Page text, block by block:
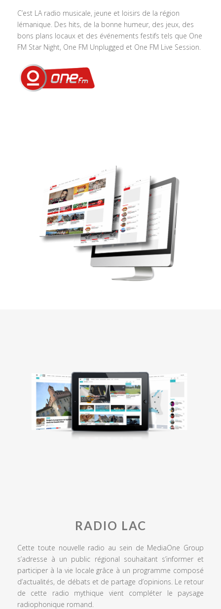
C’est LA radio musicale, jeune et loisirs de la région
lémanique. Des hits, de la bonne humeur, des jeux, des
bons plans locaux et des événements festifs tels que One
FM Star Night, One FM Unplugged et One FM Live Session.
RADIO LAC
Cette toute nouvelle radio au sein de MediaOne Group
s’adresse à un public régional souhaitant s’informer et
participer à la vie locale grâce à un programme composé
d’actualités, de débats et de partage d’opinions. Le retour
de cette radio mythique vient compléter le paysage
radiophonique romand.